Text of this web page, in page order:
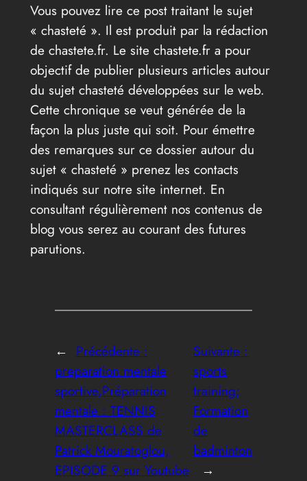
Vous pouvez lire ce post traitant le sujet
« chasteté ». Il est produit par la rédaction
de chastete.fr. Le site chastete.fr a pour
objectif de publier plusieurs articles autour
du sujet chasteté développées sur le web.
Cette chronique se veut générée de la
façon la plus juste qui soit. Pour émettre
des remarques sur ce dossier autour du
sujet « chasteté » prenez les contacts
indiqués sur notre site internet. En
consultant régulièrement nos contenus de
blog vous serez au courant des futures
parutions.
← Précédente :
preparation mentale
sportive,Préparation
mentale : TENNIS
MASTERCLASS de
Patrick Mouratoglou,
EPISODE 9 sur Youtube
Suivante :
sports
training;
Formation
de
badminton
→